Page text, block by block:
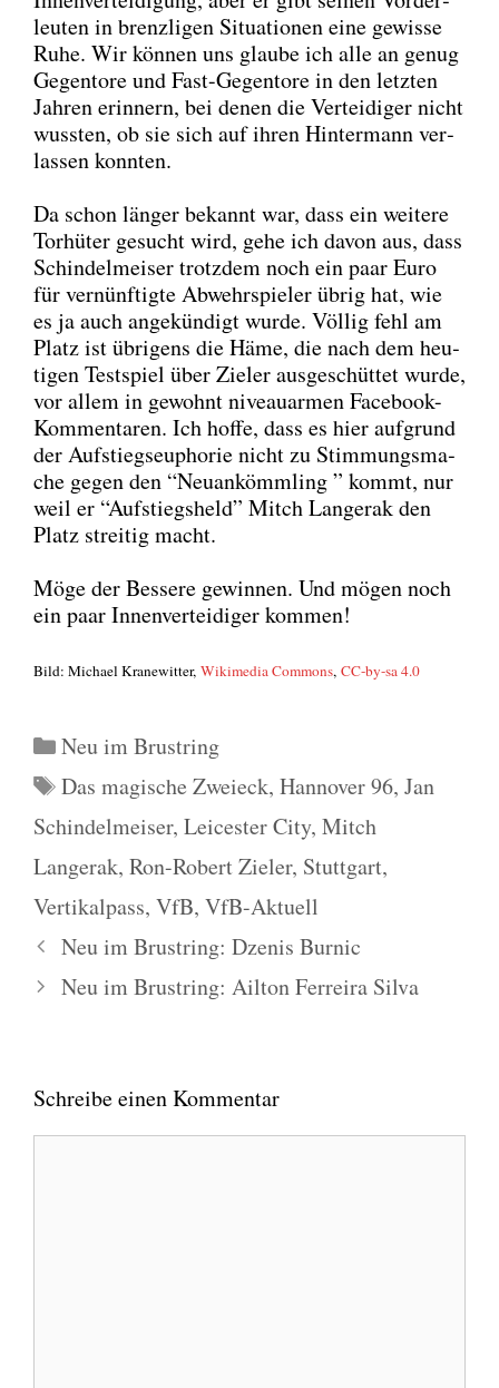
leu­ten in brenz­li­gen Situa­tio­nen eine gewis­se
Ruhe. Wir kön­nen uns glau­be ich alle an genug
Gegen­to­re und Fast-Gegen­to­re in den letz­ten
Jah­ren erin­nern, bei denen die Ver­tei­di­ger nicht
wuss­ten, ob sie sich auf ihren Hin­ter­mann ver­
las­sen konn­ten.
Da schon län­ger bekannt war, dass ein wei­te­re
Tor­hü­ter gesucht wird, gehe ich davon aus, dass
Schin­del­mei­ser trotz­dem noch ein paar Euro
für ver­nünf­tig­te Abwehr­spie­ler übrig hat, wie
es ja auch ange­kün­digt wur­de. Völ­lig fehl am
Platz ist übri­gens die Häme, die nach dem heu­
ti­gen Test­spiel über Zie­l­er aus­ge­schüt­tet wur­de,
vor allem in gewohnt niveau­ar­men Face­book-
Kom­men­ta­ren. Ich hof­fe, dass es hier auf­grund
der Auf­stiegs­eu­pho­rie nicht zu Stim­mungs­ma­
che gegen den “Neu­an­kömm­ling ” kommt, nur
weil er “Auf­stiegs­held” Mitch Lan­ge­rak den
Platz strei­tig macht.
Möge der Bes­se­re gewin­nen. Und mögen noch
ein paar Innen­ver­tei­di­ger kom­men!
Bild: Micha­el Kra­ne­wit­ter, Wiki­me­dia Com­mons, CC-by-sa 4.0
Kategorien
Neu im Brustring
Schlagwörter
Das magische Zweieck, Hannover 96, Jan
Schindelmeiser, Leicester City, Mitch
Langerak, Ron-Robert Zieler, Stuttgart,
Vertikalpass, VfB, VfB-Aktuell
Neu im Brustring: Dzenis Burnic
Neu im Brustring: Ailton Ferreira Silva
Schreibe einen Kommentar